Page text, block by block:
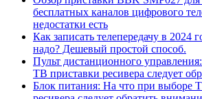
бесплатных каналов цифрового
недостатки есть
Как записать телепередачу в 2024
надо? Дешевый простой способ.
Пульт дистанционного
ТВ приставки ресивера следует
Блок питания: На что при выборе